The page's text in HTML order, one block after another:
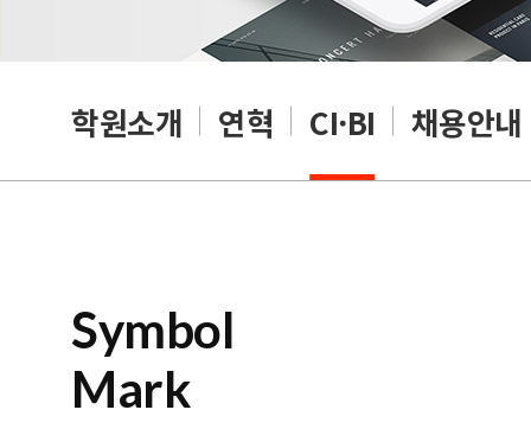
학원소개 연혁 CI·BI 채용안내
Symbol
Mark